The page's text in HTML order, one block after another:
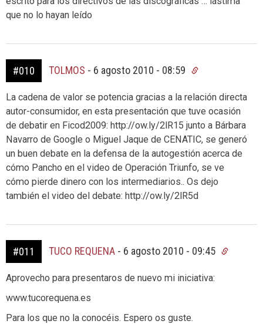
que no lo hayan leído
#010 TOLMOS - 6 agosto 2010 - 08:59
La cadena de valor se potencia gracias a la relación directa
autor-consumidor, en esta presentación que tuve ocasión
de debatir en Ficod2009: http://ow.ly/2lR15 junto a Bárbara
Navarro de Google o Miguel Jaque de CENATIC, se generó
un buen debate en la defensa de la autogestión acerca de
cómo Pancho en el video de Operación Triunfo, se ve
cómo pierde dinero con los intermediarios.. Os dejo
también el video del debate: http://ow.ly/2lR5d
#011 TUCO REQUENA - 6 agosto 2010 - 09:45
Aprovecho para presentaros de nuevo mi iniciativa:
www.tucorequena.es
Para los que no la conocéis. Espero os guste.